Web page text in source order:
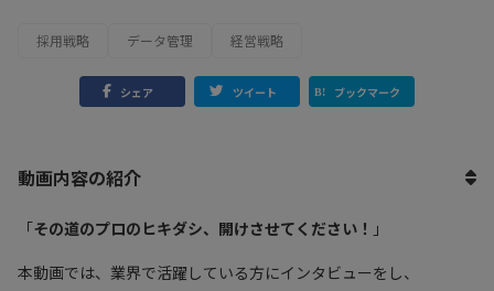
採用戦略 データ管理 経営戦略
シェア ツイート ブックマーク
動画内容の紹介
「その道のプロのヒキダシ、開けさせてください！ 」
本動画では、業界で活躍している方にインタビューをし、